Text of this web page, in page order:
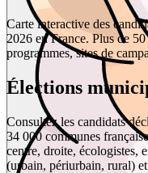
Carte interactive des
2026 en France. Plus de
programmes, sites de
Élections
Consultez les candidats
34 000 communes
centre, droite, écologistes,
(urbain, périurbain, rural)